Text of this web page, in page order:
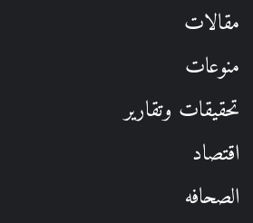
مقالات
منوعات
تحقيقات وتقارير
اقتصاد
الصحافه